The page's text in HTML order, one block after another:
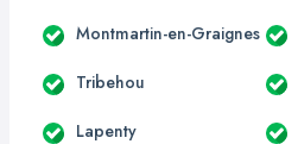
Montmartin-en-Graignes
Tribehou
Lapenty